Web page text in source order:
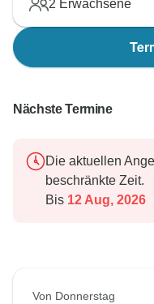
2 Erwachsene
Nächste Termine
Die aktuellen
beschränkte Zeit.
Bis 12 Aug, 2026
Von Donnerstag